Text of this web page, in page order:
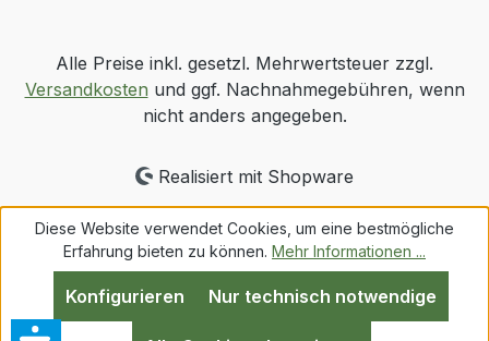
Alle Preise inkl. gesetzl. Mehrwertsteuer zzgl.
Versandkosten und ggf. Nachnahmegebühren, wenn
nicht anders angegeben.
Realisiert mit Shopware
Diese Website verwendet Cookies, um eine bestmögliche
Erfahrung bieten zu können. Mehr Informationen ...
Nur technisch notwendige
Konfigurieren